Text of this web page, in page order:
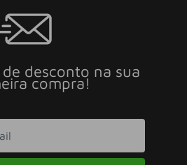
de desconto na sua
compra!